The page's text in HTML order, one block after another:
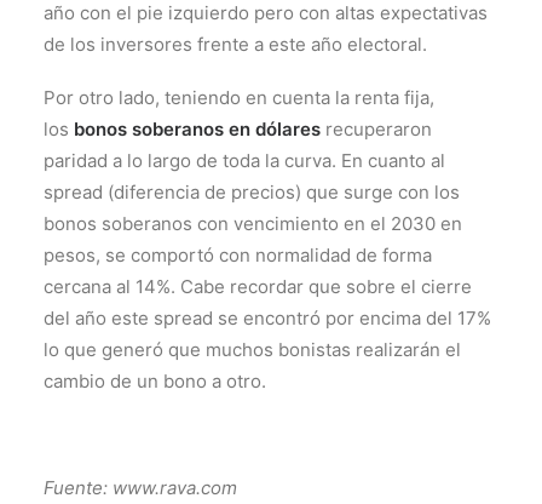
año con el pie izquierdo pero con altas expectativas
de los inversores frente a este año electoral.
Por otro lado, teniendo en cuenta la renta fija,
los bonos soberanos en dólares recuperaron
paridad a lo largo de toda la curva. En cuanto al
spread (diferencia de precios) que surge con los
bonos soberanos con vencimiento en el 2030 en
pesos, se comportó con normalidad de forma
cercana al 14%. Cabe recordar que sobre el cierre
del año este spread se encontró por encima del 17%
lo que generó que muchos bonistas realizarán el
cambio de un bono a otro.
Fuente: www.rava.com